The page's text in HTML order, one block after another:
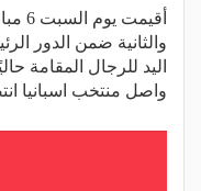
والثانية ضمن الدور
اليد للرجال المقامة
واصل منتخب اسبانيا